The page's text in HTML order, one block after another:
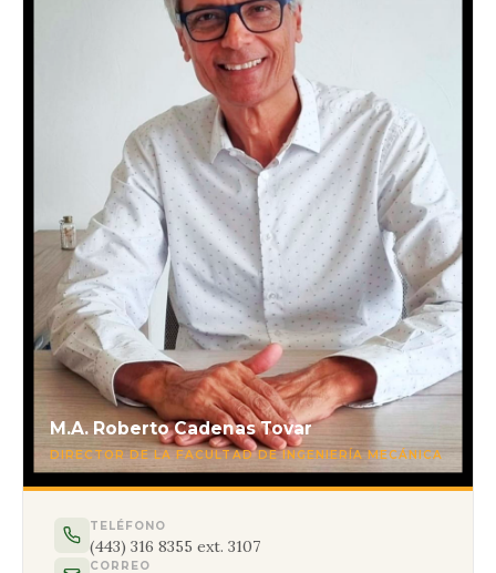
M.A. Roberto Cadenas Tovar
DIRECTOR DE LA FACULTAD DE INGENIERÍA MECÁNICA
TELÉFONO
(443) 316 8355 ext. 3107
CORREO